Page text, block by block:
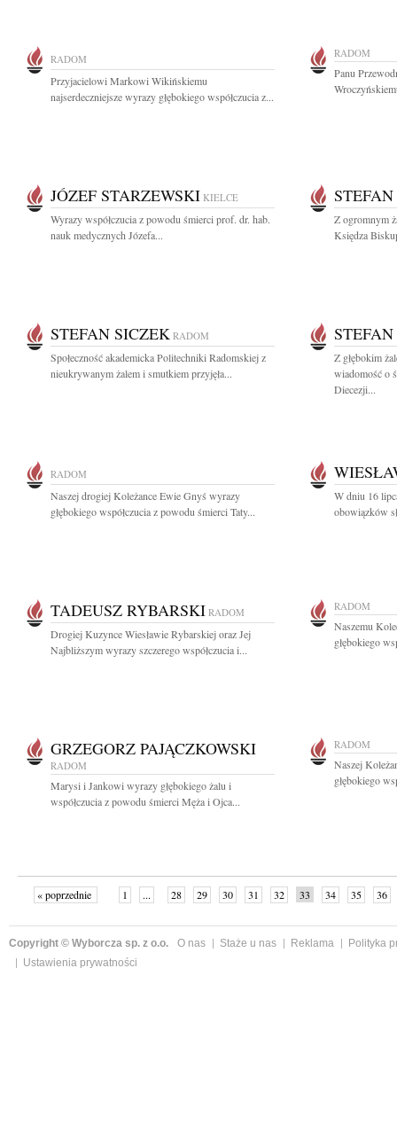
RADOM
Przyjacielowi Markowi Wikińskiemu
najserdeczniejsze wyrazy głębokiego współczucia z...
RADOM
Panu
JÓZEF STARZEWSKI KIELCE
Wyrazy współczucia z powodu śmierci prof. dr. hab.
nauk medycznych Józefa...
Z ogromnym
Księdza
STEFAN SICZEK RADOM
Społeczność akademicka Politechniki Radomskiej z
nieukrywanym żalem i smutkiem przyjęła...
Z głębokim
wiadomość o
Diecezji...
RADOM
Naszej drogiej Koleżance Ewie Gnyś wyrazy
głębokiego współczucia z powodu śmierci Taty...
W dniu 16
obowiązków
TADEUSZ RYBARSKI RADOM
Drogiej Kuzynce Wiesławie Rybarskiej oraz Jej
Najbliższym wyrazy szczerego współczucia i...
RADOM
Naszemu
głębokiego
GRZEGORZ PAJĄCZKOWSKI
RADOM
Marysi i Jankowi wyrazy głębokiego żalu i
współczucia z powodu śmierci Męża i Ojca...
RADOM
Naszej
głębokiego
« poprzednie 1 ... 28 29 30 31 32 33 34 35
36
Copyright © Wyborcza sp. z o.o. O nas Staże u nas Reklama
Polityka
Ustawienia prywatności